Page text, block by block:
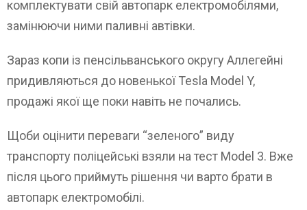
комплектувати свій автопарк електромобілями,
замінюючи ними паливні автівки.
Зараз копи із пенсільванського округу Аллегейні
придивляються до новенької Tesla Model Y,
продажі якої ще поки навіть не почались.
Щоби оцінити переваги “зеленого” виду
транспорту поліцейські взяли на тест Model 3. Вже
після цього приймуть рішення чи варто брати в
автопарк електромобілі.